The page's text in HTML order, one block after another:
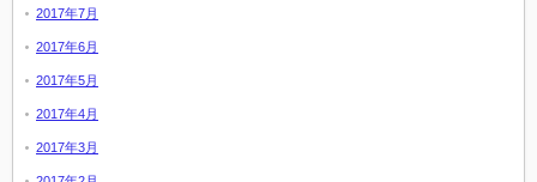
2017年7月
2017年6月
2017年5月
2017年4月
2017年3月